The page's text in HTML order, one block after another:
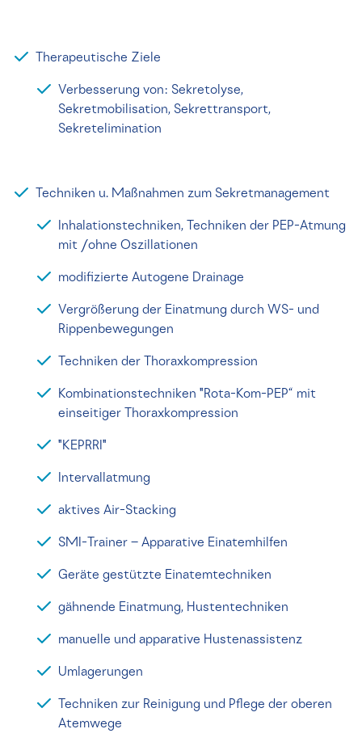
Therapeutische Ziele
Verbesserung von: Sekretolyse,
Sekretmobilisation, Sekrettransport,
Sekretelimination
Techniken u. Maßnahmen zum Sekretmanagement
Inhalationstechniken, Techniken der PEP-Atmung
mit /ohne Oszillationen
modifizierte Autogene Drainage
Vergrößerung der Einatmung durch WS- und
Rippenbewegungen
Techniken der Thoraxkompression
Kombinationstechniken "Rota-Kom-PEP“ mit
einseitiger Thoraxkompression
"KEPRRI"
Intervallatmung
aktives Air-Stacking
SMI-Trainer – Apparative Einatemhilfen
Geräte gestützte Einatemtechniken
gähnende Einatmung, Hustentechniken
manuelle und apparative Hustenassistenz
Umlagerungen
Techniken zur Reinigung und Pflege der oberen
Atemwege